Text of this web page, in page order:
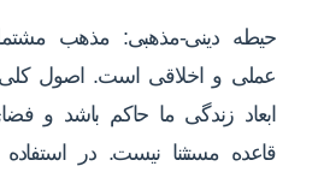
حیطه دینی-مذهبی: مذهب
عملی و اخلاقی است. اصول کلی
ابعاد زندگی ما حاکم باشد و
قاعده مستثنا نیست. در استفاده